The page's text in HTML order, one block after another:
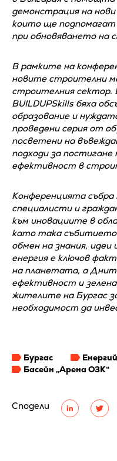
Сподели
демонстрация на
които ще
при обновяването на
В рамките на
новите строителни
строителния сектор.
BUILDUPSkills бяха
образование и
проведени серия от
посветени на
подходи за
ефективност в
Конференцията събра
специалисти и
към иновациите в
като така събитието
обмен на знания, идеи
енергия е ключов
на планетата, а
ефективност и
жителите на Бургас
необходимост да
Бургас
Басейн „Арена ОЗК“